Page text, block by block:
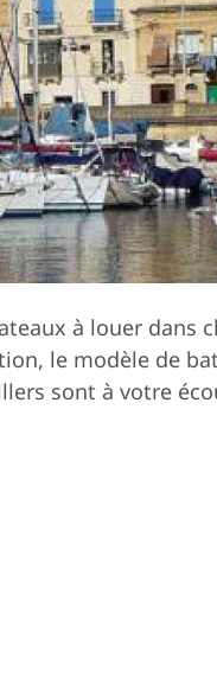
à louer dans
le modèle de
sont à votre